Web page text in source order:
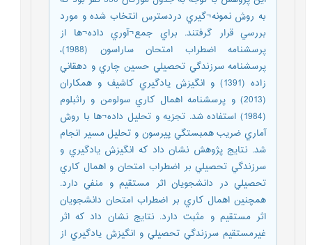
به روش نمونه¬گيري دردسترس انتخاب شده و مورد
بررسي قرار گرفتند. براي جمع¬آوري داده¬ها از
پرسشنامه اضطراب امتحان ساراسون (1988)،
پرسشنامه سرزندگي تحصيلي حسين چاري و دهقاني
زاده (1391) و انگيزش يادگيري كاشيف و همكاران
(2013) و پرسشنامه اهمال كاري سولومن و راثبلوم
(1984) استفاده شد. تجزيه و تحليل داده¬ها با روش
آماري ضريب همبستگي پيرسون و تحليل مسير انجام
شد. نتايج پژوهش نشان داد كه انگيزش يادگيري و
سرزندگي تحصيلي بر اضطراب امتحان و اهمال كاري
تحصيلي در دانشجويان اثر مستقيم و منفي دارد.
همچنين اهمال كاري بر اضطراب امتحان دانشجويان
اثر مستقيم و مثبت دارد. نتايج نشان داد كه اثر
غيرمستقيم سرزندگي تحصيلي و انگيزش يادگيري از